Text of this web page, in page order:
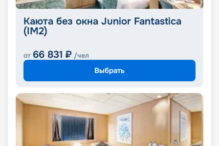
Каюта без окна Junior Fantastica
(IM2)
от 66 831 ₽ /чел
Выбрать